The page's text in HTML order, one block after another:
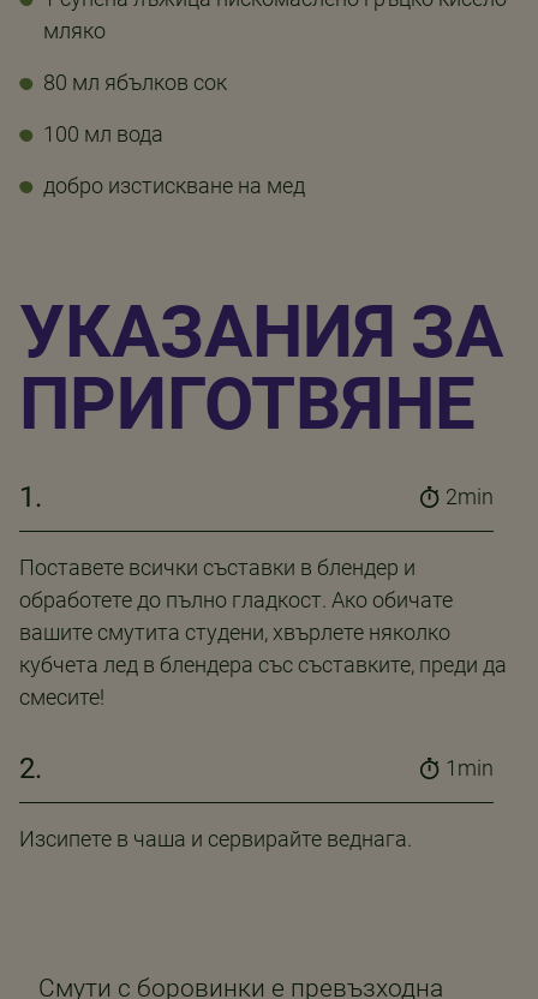
мляко
80 мл ябълков сок
100 мл вода
добро изстискване на мед
УКАЗАНИЯ ЗА
ПРИГОТВЯНЕ
1. 2min
Поставете всички съставки в блендер и
обработете до пълно гладкост. Ако обичате
вашите смутита студени, хвърлете няколко
кубчета лед в блендера със съставките, преди да
смесите!
2. 1min
Изсипете в чаша и сервирайте веднага.
Смути с боровинки е превъзходна